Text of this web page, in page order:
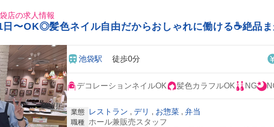
店の求人情報
〜OK◎髪色ネイル自由だからおしゃれに働ける☕️絶品
池袋駅 徒歩0分
デコレーションネイルOK 髪色カラフルOK NG
業態 レストラン , デリ , お惣菜 , 弁当
職種 ホール兼販売スタッフ